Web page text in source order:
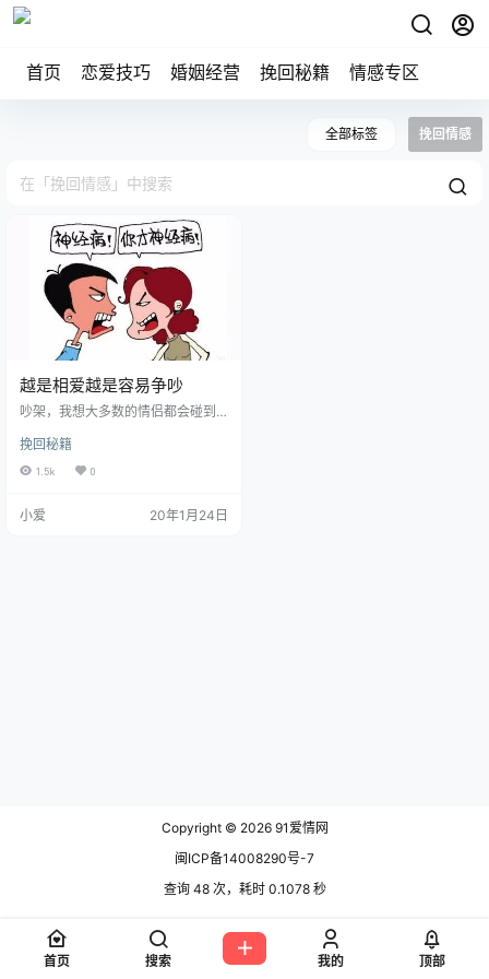
首页 恋爱技巧 婚姻经营 挽回秘籍 情感专区
全部标签 挽回情感
越是相爱越是容易争吵
吵架，我想大多数的情侣都会碰到
架。明明知道是很小的一点事，却
到最后是那么的生气，互相挂掉电
的表现，所以他对她的爱从来就没
挽回秘籍
1.5k 0
小爱 20年1月24日
Copyright © 202691爱情网
闽ICP备14008290号-7
查询 48 次，耗时 0.1078 秒
首页 搜索 我的 顶部